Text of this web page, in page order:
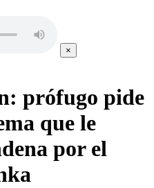
×
prófugo pide
que le
por el